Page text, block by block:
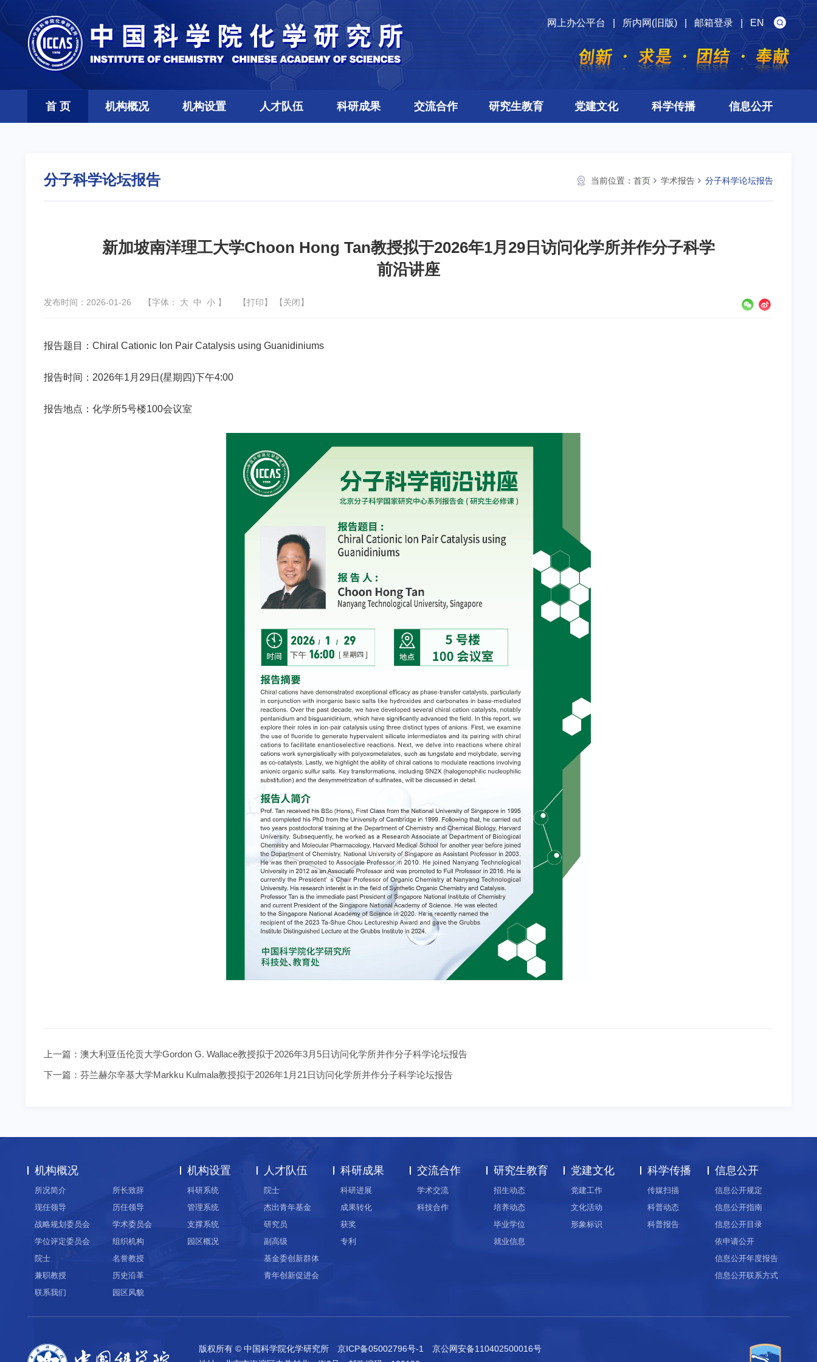
网上办公平台 所内网(旧版) 邮箱登录 |EN
首 页 机构概况 机构设置 人才队伍 科研成果 交流合作 研究生教育 党建文化 科学传播 信息公开
当前位置： 首页 学术报告 分子科学论坛报告
分子科学论坛报告
新加坡南洋理工大学Choon Hong Tan教授拟于2026年1月29日访问化学所并作分子科学
前沿讲座
发布时间：2026-01-26 【字体： 大 中 小 】 【打印】 【关闭】
报告题目： Chiral Cationic Ion Pair Catalysis using Guanidiniums
报告时间：2026年1月29日(星期四)下午4:00
报告地点：化学所5号楼100会议室
上一篇： 澳大利亚伍伦贡大学Gordon G. Wallace教授拟于2026年3月5日访问化学所并作分子科学论坛报告
下一篇： 芬兰赫尔辛基大学Markku Kulmala教授拟于2026年1月21日访问化学所并作分子科学论坛报告
机构概况
所况简介
所长致辞
现任领导
历任领导
战略规划委员会
学术委员会
学位评定委员会
组织机构
院士
名誉教授
兼职教授
历史沿革
联系我们
园区风貌
机构设置
科研系统
管理系统
支撑系统
园区概况
人才队伍
院士
杰出青年基金
研究员
副高级
基金委创新群体
青年创新促进会
科研成果
科研进展
成果转化
获奖
专利
交流合作
学术交流
科技合作
研究生教育
招生动态
培养动态
毕业学位
就业信息
党建文化
党建工作
文化活动
形象标识
科学传播
传媒扫描
科普动态
科普报告
信息公开
信息公开规定
信息公开指南
信息公开目录
依申请公开
信息公开年度报告
信息公开联系方式
版权所有 © 中国科学院化学研究所 京ICP备05002796号-1
京公网安备110402500016号